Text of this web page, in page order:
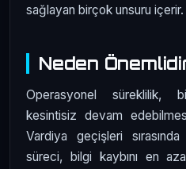
sağlayan birçok unsuru içerir.
Neden
Operasyonel süreklilik,
kesintisiz devam
Vardiya geçişleri
süreci, bilgi kaybını en